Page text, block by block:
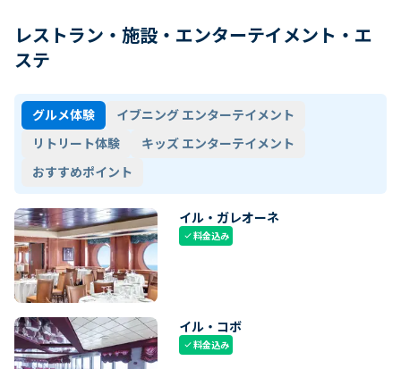
レストラン・施設・エンターテイメント・エ
ステ
グルメ体験
イブニング エンターテイメント
リトリート体験
キッズ エンターテイメント
おすすめポイント
イル・ガレオーネ
check料金込み
イル・コボ
check料金込み